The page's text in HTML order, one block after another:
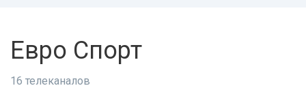
Евро Спорт
16 телеканалов